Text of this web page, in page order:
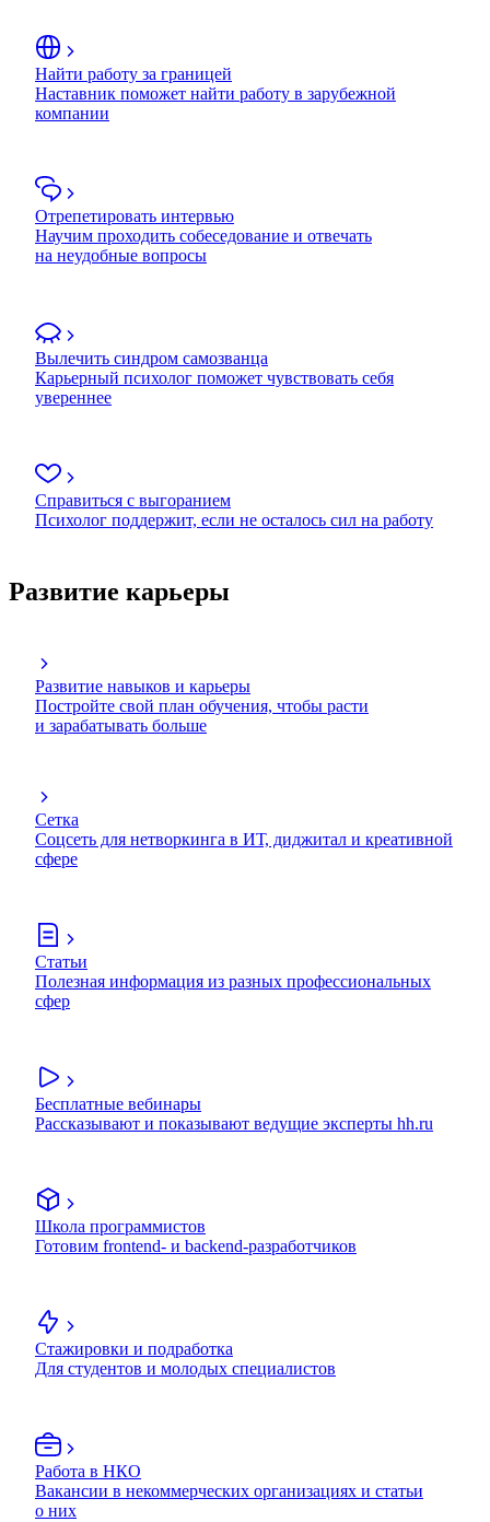
Найти работу за границей
Наставник поможет найти работу в зарубежной
компании
Отрепетировать интервью
Научим проходить собеседование и отвечать
на неудобные вопросы
Вылечить синдром самозванца
Карьерный психолог поможет чувствовать себя
увереннее
Справиться с выгоранием
Психолог поддержит, если не осталось сил на работу
Развитие карьеры
Развитие навыков и карьеры
Постройте свой план обучения, чтобы расти
и зарабатывать больше
Сетка
Соцсеть для нетворкинга в ИТ, диджитал и креативной
сфере
Статьи
Полезная информация из разных профессиональных
сфер
Бесплатные вебинары
Рассказывают и показывают ведущие эксперты hh.ru
Школа программистов
Готовим frontend- и backend-разработчиков
Стажировки и подработка
Для студентов и молодых специалистов
Работа в НКО
Вакансии в некоммерческих организациях и статьи
о них